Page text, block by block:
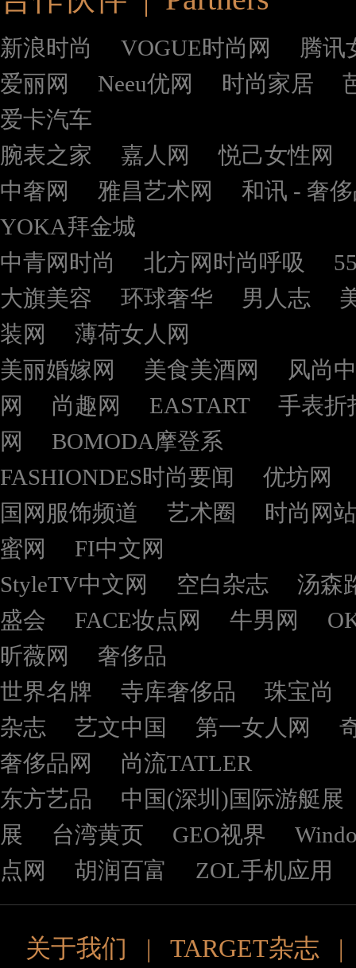
新浪时尚 VOGUE时尚网
腾讯
爱丽网
Neeu优网 时尚家居
爱卡汽车
腕表之家
嘉人网
悦己女性网
中奢网
雅昌艺术网
和讯 - 奢
YOKA拜金城
中青网时尚
北方网时尚呼吸
大旗美容
环球奢华 男人志
装网
薄荷女人网
美丽婚嫁网
美食美酒网
风尚
网
尚趣网 EASTART
手表折
网
BOMODA摩登系
FASHIONDES时尚要闻
优坊网
国网服饰频道
艺术圈
时尚网站
蜜网
FI中文网
StyleTV中文网
空白杂志
汤森
盛会
FACE妆点网 牛男网
昕薇网
奢侈品
世界名牌
寺库奢侈品
珠宝尚
杂志
艺文中国 第一女人网
奢侈品网
尚流TATLER
东方艺品
中国(深圳)国际游艇展
展
台湾黄页 GEO视界
点网
胡润百富 ZOL手机应用
关于我们 | TARGET杂志